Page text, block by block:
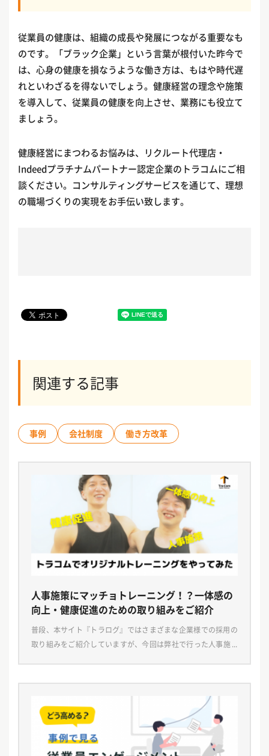
従業員の健康は、組織の成長や発展につながる重要なも
のです。「ブラック企業」という言葉が根付いた昨今で
は、心身の健康を損なうような働き方は、もはや時代遅
れといわざるを得ないでしょう。健康経営の理念や施策
を導入して、従業員の健康を向上させ、業務にも役立て
ましょう。
健康経営にまつわるお悩みは、リクルート代理店・
Indeedプラチナムパートナー認定企業のトラコムにご相
談ください。コンサルティングサービスを通じて、理想
の職場づくりの実現をお手伝い致します。
関連する記事
事例 会社制度 働き方改革
人事施策にマッチョトレーニング！？一体感の
向上・健康促進のための取り組みをご紹介
普段、本サイト『トラログ』ではさまざまな企業様での採用の
取り組みをご紹介していますが、今回は弊社で行った人事施策